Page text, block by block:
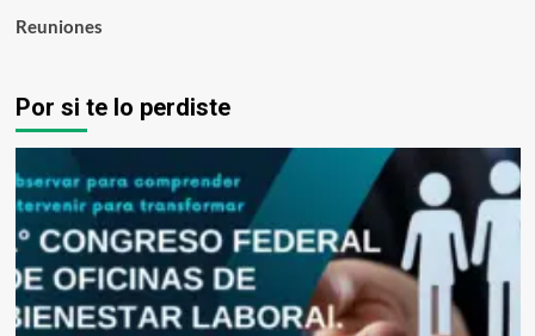
Reuniones
Por si te lo perdiste